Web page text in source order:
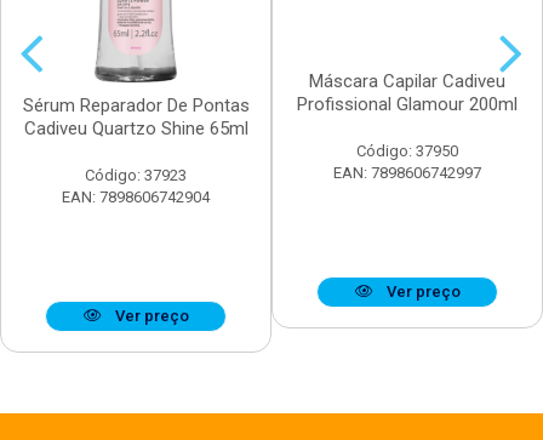
Sérum Reparador De Pontas
Cadiveu Quartzo Shine 65ml
Código: 37923
EAN: 7898606742904
Ver preço
Máscara Capilar Cadiveu
Profissional Glamour 200ml
Código: 37950
EAN: 7898606742997
Ver preço